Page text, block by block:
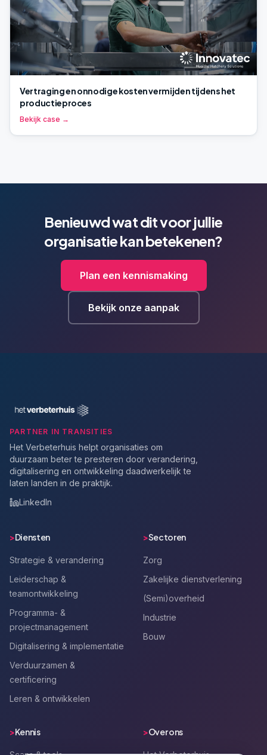
Vertraging en onnodige kosten vermijden tijdens het
productieproces
Bekijk case →
Benieuwd wat dit voor jullie
organisatie kan betekenen?
Plan een kennismaking
Bekijk onze aanpak
PARTNER IN TRANSITIES
Het Verbeterhuis helpt organisaties om
duurzaam beter te presteren door verandering,
digitalisering en ontwikkeling daadwerkelijk te
laten landen in de praktijk.
LinkedIn
>Diensten
Strategie & verandering
Leiderschap &
teamontwikkeling
Programma- &
projectmanagement
Digitalisering & implementatie
Verduurzamen &
certificering
Leren & ontwikkelen
>Sectoren
Zorg
Zakelijke dienstverlening
(Semi)overheid
Industrie
Bouw
>Kennis >Over ons